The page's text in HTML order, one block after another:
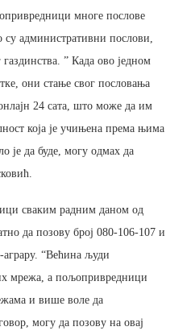
многе послове
административни послови,
” Када ово једном
они стање свог пословања
24 сата, што може да им
која је учињена према њима
је да буде, могу одмах да
сваким радним даном од
да позову број 080-106-107 и
аграру. “Већина људи
мрежа, а пољопривредници
и више воле да
могу да позову на овај